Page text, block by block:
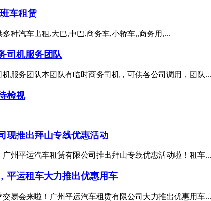
车租赁
种汽车出租,大巴,中巴,商务车,小轿车,,商务用,...
司机服务团队
机服务团队本团队有临时商务司机，可供各公司调用，团队...
检视
现推出拜山专线优惠活动
州平运汽车租赁有限公司推出拜山专线优惠活动啦！租车...
平运租车大力推出优惠用车
易会来啦！广州平运汽车租赁有限公司大力推出优惠用车...